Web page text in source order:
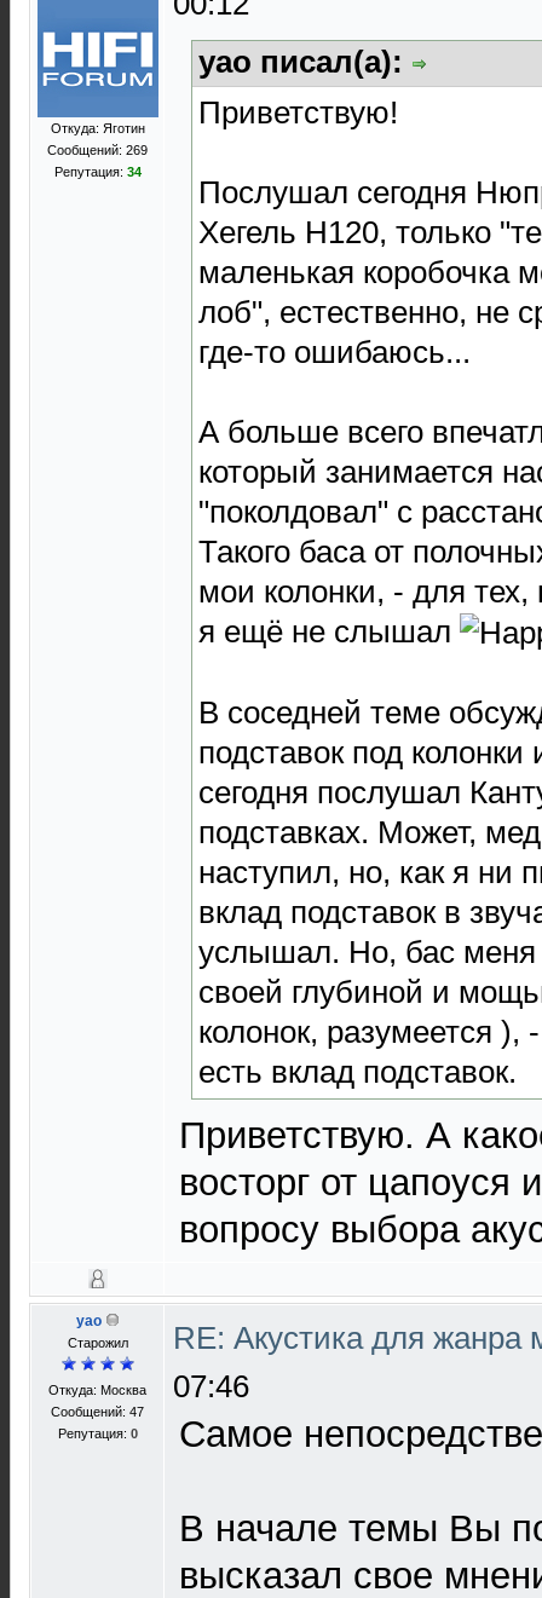
Откуда: Яготин
Сообщений: 269
Репутация: 34
yao писал(а):
Приветствую!
Послушал сегодня
Хегель Н120, только
маленькая коробочка
лоб", естественно, не
где-то ошибаюсь...
А больше всего
который занимается
"поколдовал" с
Такого баса от
мои колонки, - для тех,
я ещё не слышал
В соседней теме
подставок под
сегодня послушал
подставках. Может,
наступил, но, как я ни
вклад подставок в
услышал. Но, бас меня
своей глубиной и
колонок, разумеется
есть вклад подставок.
Приветствую. А
восторг от цапоуся
вопросу выбора
yao
Старожил
Откуда: Москва
Сообщений: 47
Репутация: 0
RE: Акустика для жанра
07:46
Самое
В начале темы Вы
высказал свое